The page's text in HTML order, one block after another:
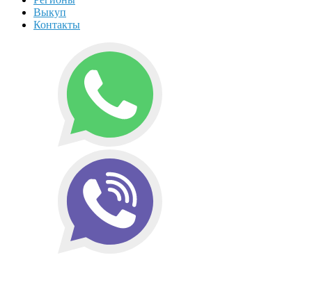
Выкуп
Контакты